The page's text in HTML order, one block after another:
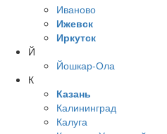
Иваново
Ижевск
Иркутск
Й
Йошкар-Ола
К
Казань
Калининград
Калуга